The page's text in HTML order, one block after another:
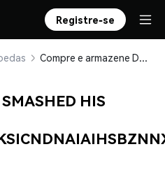
Registre-se
Compre e armazene DEV SMASHED HIS KEYBOARD (HIXOKDKEKJCJDKSICNDNAIAIHSBZNNXNXNDUJE) com segurança
HIS